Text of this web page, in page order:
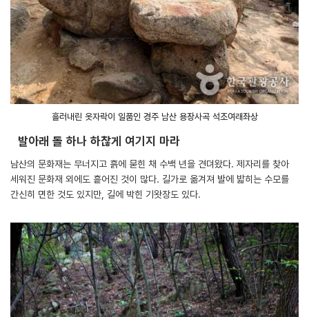
흘러내린 옷자락이 일품인 경주 남산 용장사곡 석조여래좌상
발아래 돌 하나 하찮게 여기지 마라
남산의 문화재는 무너지고 흙에 묻힌 채 수백 년을 견뎌왔다. 제자리를 찾아
세워진 문화재 외에도 흩어진 것이 많다. 길가로 옮겨져 발에 밟히는 수모를
간신히 면한 것도 있지만, 길에 박힌 기왓장도 있다.